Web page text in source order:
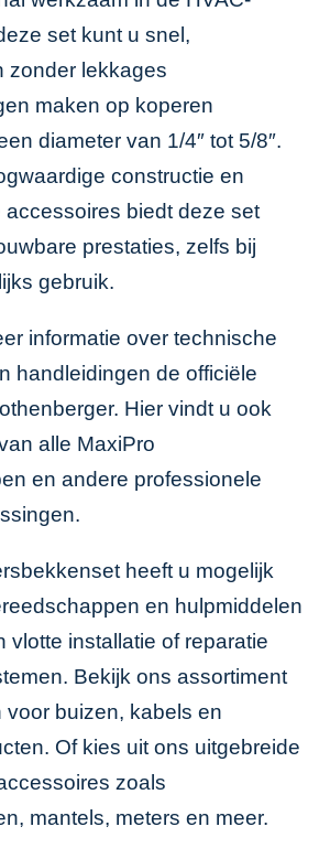
set kunt u snel,
zonder lekkages
maken op koperen
diameter van 1/4″ tot 5/8″.
constructie en
accessoires biedt deze set
prestaties, zelfs bij
gebruik.
informatie over technische
handleidingen de officiële
. Hier vindt u ook
alle MaxiPro
en andere professionele
heeft u mogelijk
en hulpmiddelen
vlotte installatie of reparatie
Bekijk ons assortiment
voor buizen, kabels en
Of kies uit ons uitgebreide
zoals
mantels, meters en meer.